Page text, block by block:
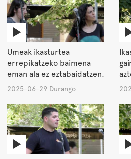
Umeak ikasturtea
errepikatzeko baimena
eman ala ez eztabaidatzen.
2025-06-29 Durango